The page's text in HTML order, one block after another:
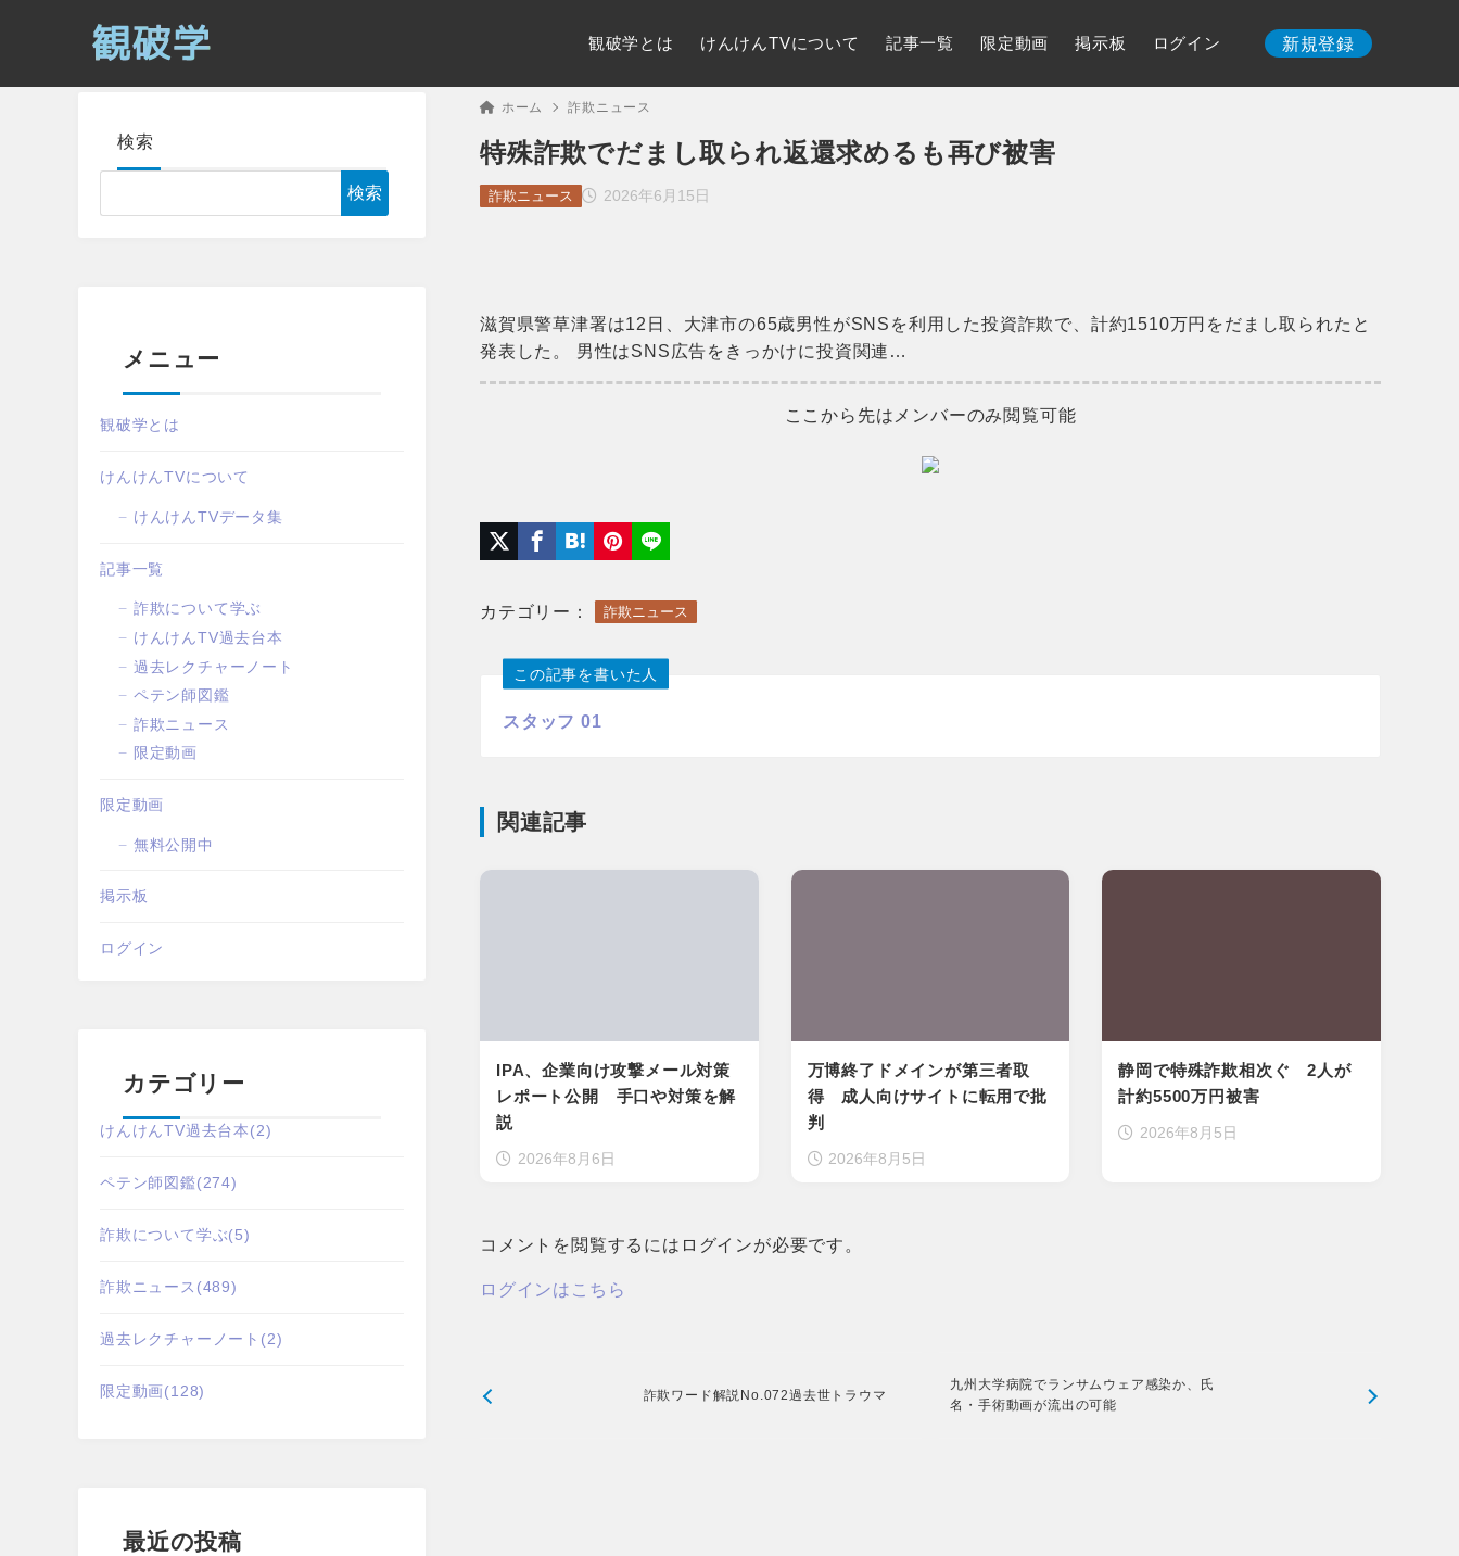
観破学とは けんけんTVについて 記事一覧 限定動画 掲示板 ログイン 新規登録
ホーム 詐欺ニュース
特殊詐欺でだまし取られ返還求めるも再び被害
2026年6月15日
詐欺ニュース
滋賀県警草津署は12日、大津市の65歳男性がSNSを利用した投資詐欺で、計約1510万円をだまし取られたと
発表した。 男性はSNS広告をきっかけに投資関連…
ここから先はメンバーのみ閲覧可能
カテゴリー： 詐欺ニュース
この記事を書いた人
スタッフ 01
関連記事
IPA、企業向け攻撃メール対策
レポート公開 手口や対策を解
説
2026年8月6日
万博終了ドメインが第三者取
得 成人向けサイトに転用で批
判
2026年8月5日
静岡で特殊詐欺相次ぐ 2人が
計約5500万円被害
2026年8月5日
コメントを閲覧するにはログインが必要です。
ログインはこちら
詐欺ワード解説No.072過去世トラウマ
九州大学病院でランサムウェア感染か、氏
名・手術動画が流出の可能
検索
検索
メニュー
観破学とは
けんけんTVについて
けんけんTVデータ集
記事一覧
詐欺について学ぶ
けんけんTV過去台本
過去レクチャーノート
ペテン師図鑑
詐欺ニュース
限定動画
限定動画
無料公開中
掲示板
ログイン
カテゴリー
けんけんTV過去台本(2)
ペテン師図鑑(274)
詐欺について学ぶ(5)
詐欺ニュース (489)
過去レクチャーノート (2)
限定動画(128)
最近の投稿